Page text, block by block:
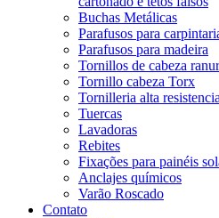
Buchas Metálicas
Parafusos para
Parafusos para madeira
Tornillos de cabeza
Tornillo cabeza Torx
Tornilleria alta resistencia
Tuercas
Lavadoras
Rebites
Fixações para painéis
Anclajes químicos
Varão Roscado
Contato